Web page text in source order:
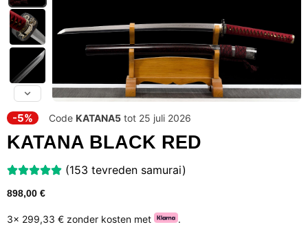
-5% Code KATANA5 tot 25 juli 2026
KATANA BLACK RED
(153 tevreden samurai)
898,00 €
3x 299,33 € zonder kosten met .